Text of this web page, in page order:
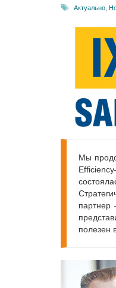
Актуально
Мы
партнер
полезен